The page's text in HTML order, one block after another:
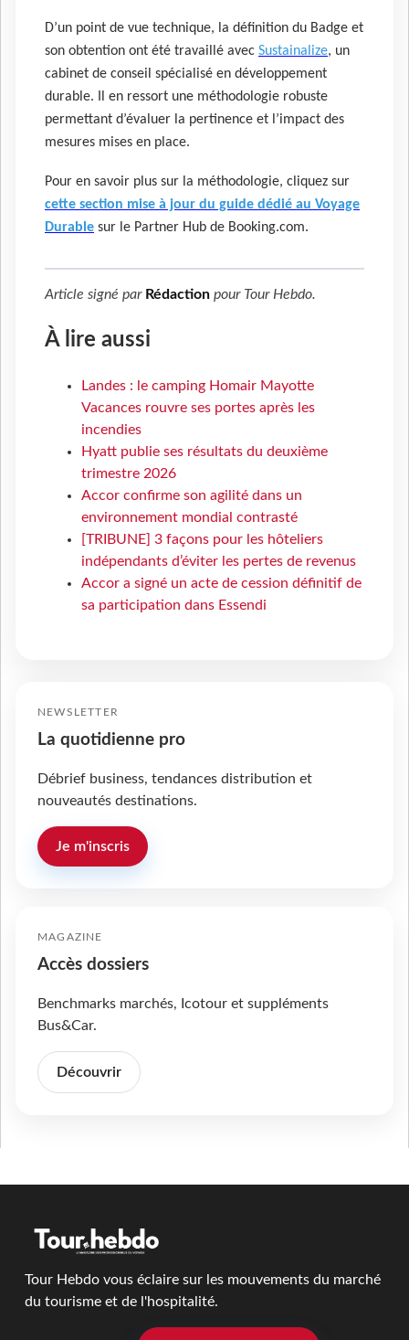
D’un point de vue technique, la définition du Badge et
son obtention ont été travaillé avec Sustainalize, un
cabinet de conseil spécialisé en développement
durable. Il en ressort une méthodologie robuste
permettant d’évaluer la pertinence et l’impact des
mesures mises en place.
Pour en savoir plus sur la méthodologie, cliquez sur
cette section mise à jour du guide dédié au Voyage
Durable sur le Partner Hub de Booking.com.
Article signé par Rédaction pour Tour Hebdo.
À lire aussi
Landes : le camping Homair Mayotte
Vacances rouvre ses portes après les
incendies
Hyatt publie ses résultats du deuxième
trimestre 2026
Accor confirme son agilité dans un
environnement mondial contrasté
[TRIBUNE] 3 façons pour les hôteliers
indépendants d’éviter les pertes de revenus
Accor a signé un acte de cession définitif de
sa participation dans Essendi
NEWSLETTER
La quotidienne pro
Débrief business, tendances distribution et
nouveautés destinations.
Je m'inscris
MAGAZINE
Accès dossiers
Benchmarks marchés, Icotour et suppléments
Bus&Car.
Découvrir
Tour Hebdo vous éclaire sur les mouvements du marché
du tourisme et de l'hospitalité.